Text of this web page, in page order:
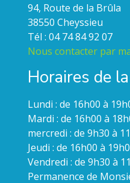
94, Route de la Brûla
38550 Cheyssieu
Tél : 04 74 84 92 07
Nous contacter par
Horaires de
Lundi : de 16h00 à
Mardi : de 16h00 à
mercredi : de 9h30 à
Jeudi : de 16h00 à
Vendredi : de 9h30 à
Permanence de